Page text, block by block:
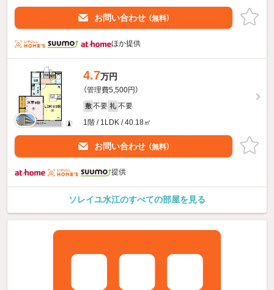
お問い合わせ （無料）
ほか提供
4.7万円
（管理費5,500円）
敷 不要 礼 不要
1階 / 1LDK / 40.18㎡
お問い合わせ （無料）
提供
ソレイユ水江のすべての部屋を見る